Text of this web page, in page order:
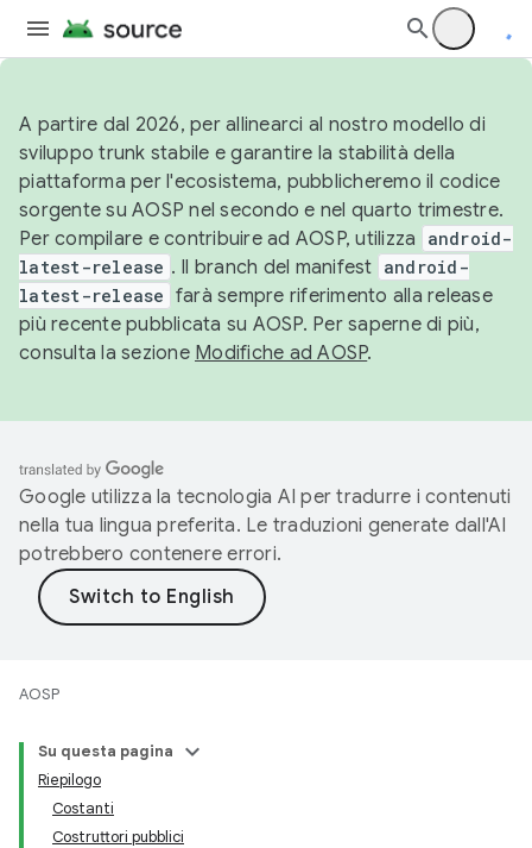
A partire dal 2026, per allinearci al nostro modello di
sviluppo trunk stabile e garantire la stabilità della
piattaforma per l'ecosistema, pubblicheremo il codice
sorgente su AOSP nel secondo e nel quarto trimestre.
Per compilare e contribuire ad AOSP, utilizza
android-
latest-release . Il branch del manifest android-
latest-release farà sempre riferimento alla release
più recente pubblicata su AOSP. Per saperne di più,
consulta la sezione Modifiche ad AOSP.
Google utilizza la tecnologia AI per tradurre i contenuti
nella tua lingua preferita. Le traduzioni generate dall'AI
potrebbero contenere errori.
AOSP
Su questa pagina
Riepilogo
Costanti
Costruttori pubblici